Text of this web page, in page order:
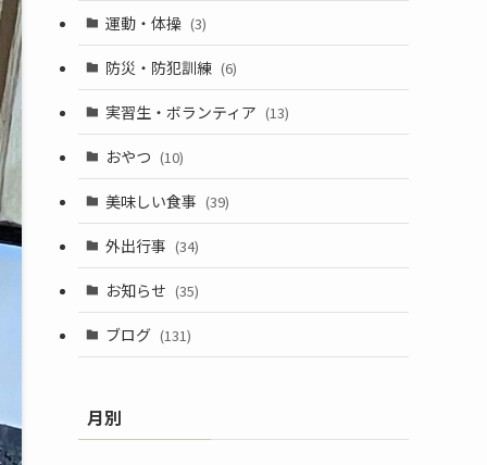
運動・体操 (3)
防災・防犯訓練 (6)
実習生・ボランティア (13)
おやつ (10)
美味しい食事 (39)
外出行事 (34)
お知らせ (35)
ブログ (131)
月別